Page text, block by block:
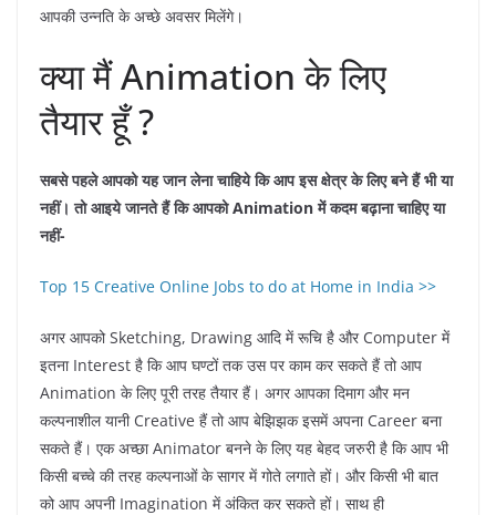
आपकी उन्नति के अच्छे अवसर मिलेंगे।
क्या मैं Animation के लिए
तैयार हूँ ?
सबसे पहले आपको यह जान लेना चाहिये कि आप इस क्षेत्र के लिए बने हैं भी या
नहीं। तो आइये जानते हैं कि आपको Animation में कदम बढ़ाना चाहिए या
नहीं-
Top 15 Creative Online Jobs to do at Home in India >>
अगर आपको Sketching, Drawing आदि में रूचि है और Computer में
इतना Interest है कि आप घण्टों तक उस पर काम कर सकते हैं तो आप
Animation के लिए पूरी तरह तैयार हैं। अगर आपका दिमाग और मन
कल्पनाशील यानी Creative हैं तो आप बेझिझक इसमें अपना Career बना
सकते हैं। एक अच्छा Animator बनने के लिए यह बेहद जरुरी है कि आप भी
किसी बच्चे की तरह कल्पनाओं के सागर में गोते लगाते हों। और किसी भी बात
को आप अपनी Imagination में अंकित कर सकते हों। साथ ही